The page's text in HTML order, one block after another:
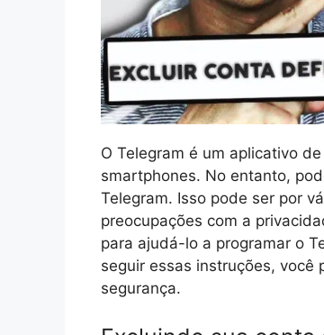
O Telegram é um aplicativo
smartphones. No entanto,
Telegram. Isso pode ser por
preocupações com a
para ajudá-lo a programar o
seguir essas instruções, você
segurança.